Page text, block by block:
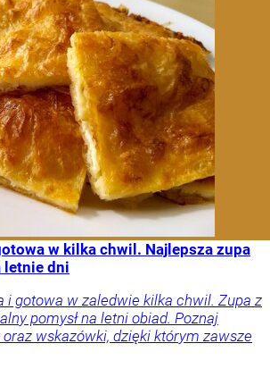
w kilka chwil. Najlepsza zupa
letnie dni
i gotowa w zaledwie kilka chwil. Zupa z
pomysł na letni obiad. Poznaj
wskazówki, dzięki którym zawsze